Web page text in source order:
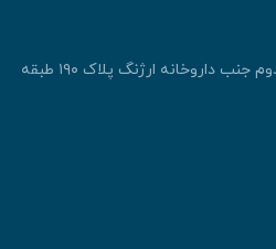
آدرس: تهران، تهرانپارس، فلکه دوم جنب داروخانه ارژنگ پلاک ۱۹۰ طبقه